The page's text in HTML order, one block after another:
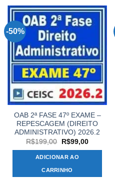
-50%
OAB 2ª FASE 47º EXAME –
REPESCAGEM (DIREITO
ADMINISTRATIVO) 2026.2
R$199,00
O
original
era:
R$199,00.
R$99,00O
ADICIONAR AO
CARRINHO